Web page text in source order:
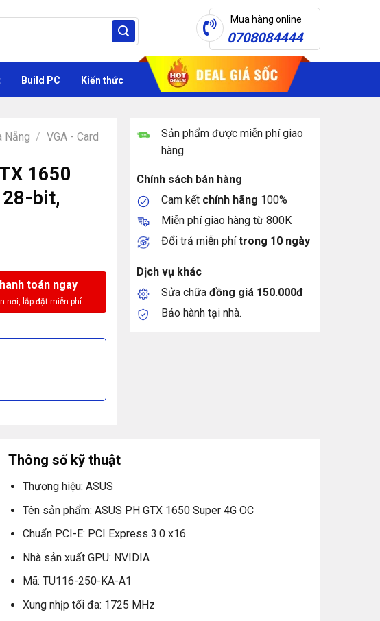
Mua hàng online
0708084444
Build PC Kiến thức
Nẵng / VGA - Card
1650
bit,
toán ngay
Sản phẩm được miễn phí giao
hàng
Chính sách bán hàng
Cam kết chính hãng 100%
Miễn phí giao hàng từ 800K
Đổi trả miễn phítrong 10 ngày
Dịch vụ khác
Sửa chữađồng giá 150.000đ
Bảo hành tại nhà.
Thông số kỹ thuật
Thương hiệu: ASUS
Tên sản phẩm: ASUS PH GTX 1650 Super 4G OC
Chuẩn PCI-E: PCI Express 3.0 x16
Nhà sản xuất GPU: NVIDIA
Mã: TU116-250-KA-A1
Xung nhịp tối đa: 1725 MHz